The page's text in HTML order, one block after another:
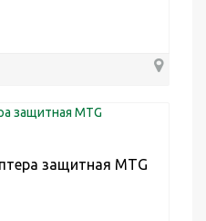
защитная MTG